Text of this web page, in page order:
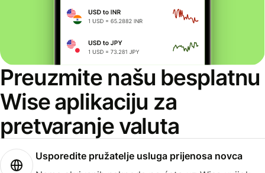
Preuzmite našu besplatnu
Wise aplikaciju za
pretvaranje valuta
Usporedite pružatelje usluga prijenosa novca